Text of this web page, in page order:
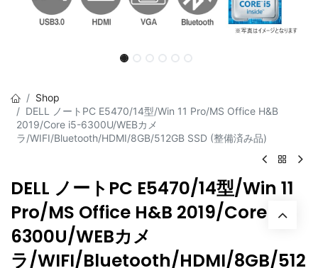
Shop
DELL ノートPC E5470/14型/Win 11 Pro/MS Office H&B
2019/Core i5-6300U/WEBカメ
ラ/WIFI/Bluetooth/HDMI/8GB/512GB SSD (整備済み品)
DELL ノートPC E5470/14型/Win 11
Pro/MS Office H&B 2019/Core i5-
6300U/WEBカメ
ラ/WIFI/Bluetooth/HDMI/8GB/512